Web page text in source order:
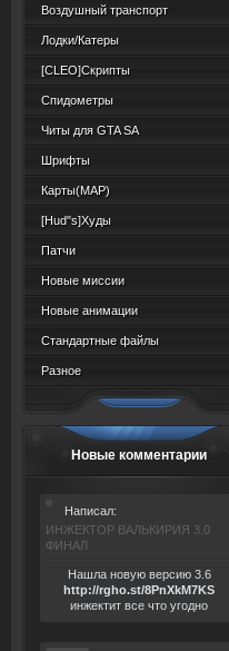
Воздушный транспорт
Лодки/Катеры
[CLEO]Скрипты
Спидометры
Читы для GTA SA
Шрифты
Карты(MAP)
[Hud"s]Худы
Патчи
Новые миссии
Новые анимации
Стандартные файлы
Разное
Новые комментарии
Написал:
ИНЖЕКТОР ВАЛЬКИРИЯ 3.0
ФИНАЛ
Нашла новую версию 3.6
http://rgho.st/8PnXkM7KS
инжектит все что угодно